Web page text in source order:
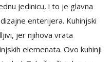
jedinicu, i to je glavna
enterijera. Kuhinjski
jer njihova vrata
elemenata. Ovo kuhinji